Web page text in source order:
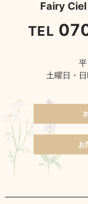
Fairy Ciel
TEL
土曜日・
お